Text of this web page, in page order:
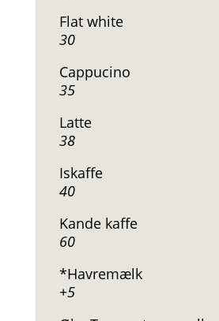
Flat white
30
Cappucino
35
Latte
38
Iskaffe
40
Kande kaffe
60
*Havremælk
+5